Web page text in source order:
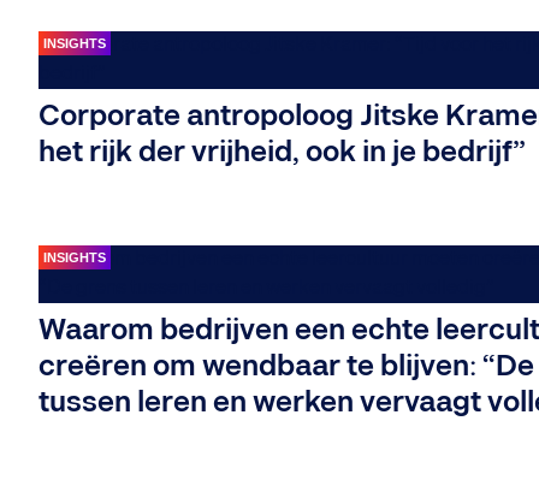
INSIGHTS
Corporate antropoloog Jitske
het rijk der vrijheid, ook in je bedrijf”
INSIGHTS
Waarom bedrijven een echte
creëren om wendbaar te blijven:
tussen leren en werken vervaagt